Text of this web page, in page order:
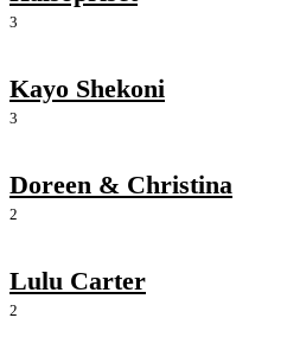
3
Kayo Shekoni
3
Doreen & Christina
2
Lulu Carter
2